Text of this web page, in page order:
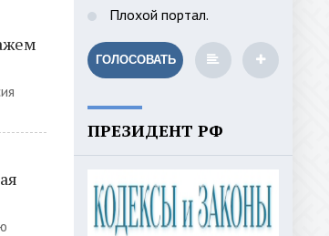
Плохой портал.
ГОЛОСОВАТЬ
ПРЕЗИДЕНТ РФ